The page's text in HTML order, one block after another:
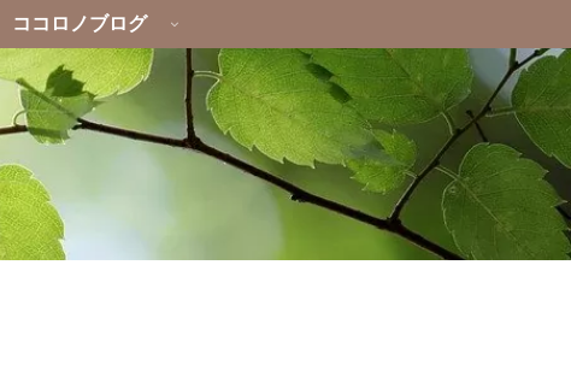
ココロノブログ